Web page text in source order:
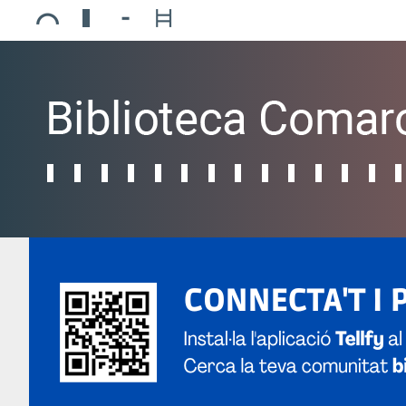
Ajuntament de Mollerussa
Biblioteca Comarcal Jaume Vila
Piscines de Mollerussa